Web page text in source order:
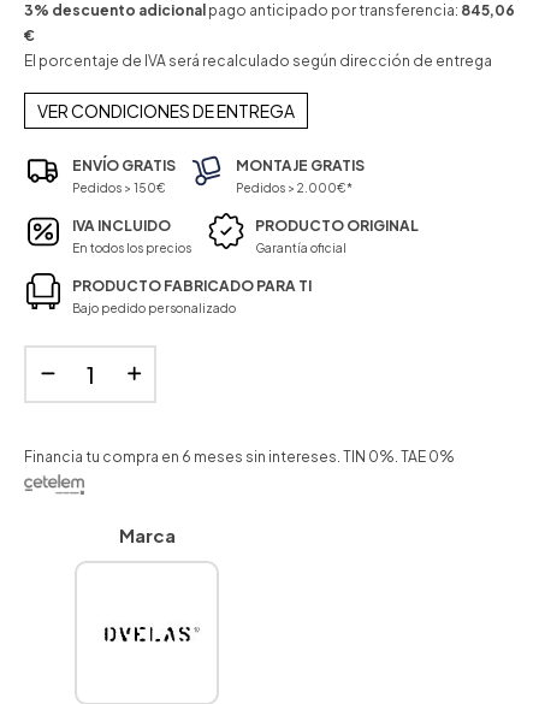
3% descuento adicional pago anticipado por transferencia: 845,06
€
El porcentaje de IVA será recalculado según dirección de entrega
VER CONDICIONES DE ENTREGA
ENVÍO GRATIS
Pedidos > 150€
MONTAJE GRATIS
Pedidos > 2.000€*
IVA INCLUIDO
En todos los precios
PRODUCTO ORIGINAL
Garantía oficial
PRODUCTO FABRICADO PARA TI
Bajo pedido personalizado
Financia tu compra en 6 meses sin intereses. TIN 0%. TAE 0%
Marca